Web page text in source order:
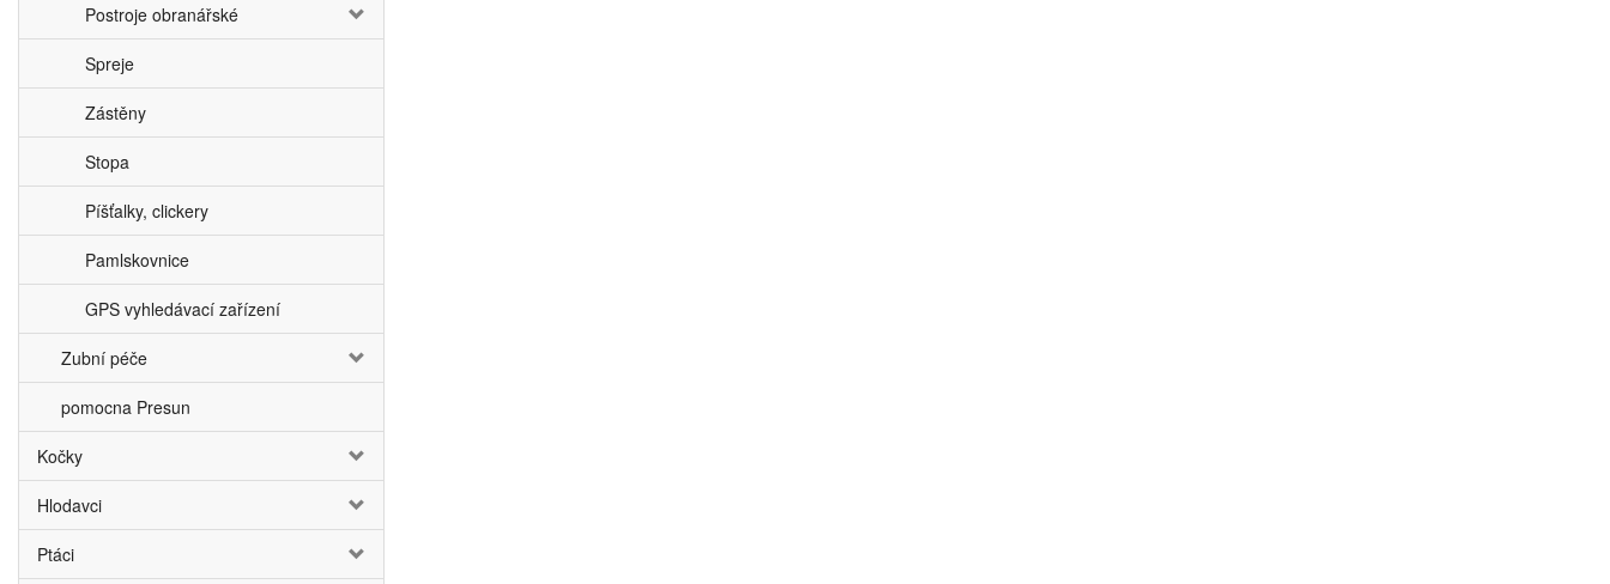
Postroje obranářské
Spreje
Zástěny
Stopa
Píšťalky, clickery
Pamlskovnice
GPS vyhledávací zařízení
Zubní péče
pomocna Presun
Kočky
Hlodavci
Ptáci